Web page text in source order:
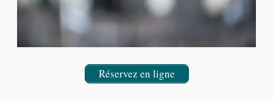
Réservez en ligne